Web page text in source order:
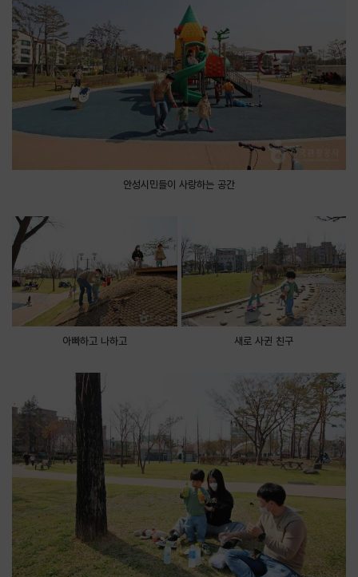
안성시민들이 사랑하는 공간
아빠하고 나하고 새로 사귄 친구